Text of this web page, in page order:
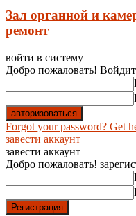
Зал органной и
ремонт
войти в систему
Добро пожаловать!
Forgot your password? Get
завести аккаунт
завести аккаунт
Добро пожаловать!